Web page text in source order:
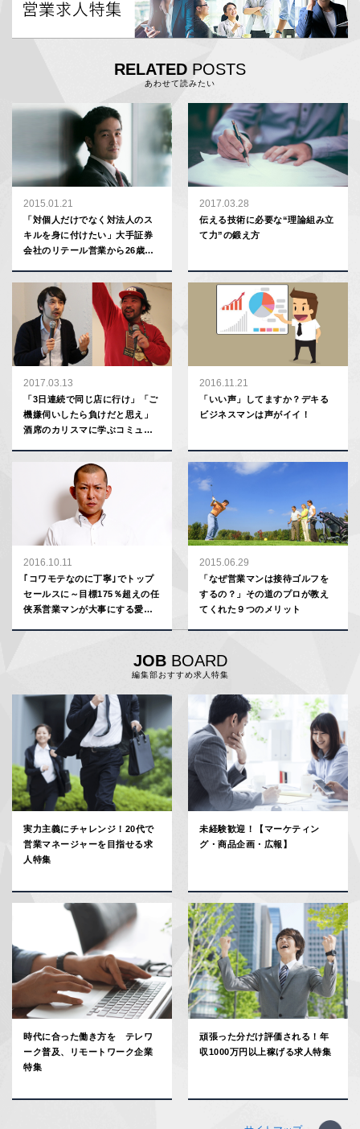
RELATED POSTS
あわせて読みたい
2015.01.21
「対個人だけでなく対法人のス
キルを身に付けたい」大手証券
会社のリテール営業から26歳で
2017.03.28
伝える技術に必要な“理論組み立
て力”の鍛え方
2017.03.13
「3日連続で同じ店に行け」「ご
機嫌伺いしたら負けだと思え」
酒席のカリスマに学ぶコミュニ
2016.11.21
「いい声」してますか？デキる
ビジネスマンは声がイイ！
2016.10.11
｢コワモテなのに丁寧｣でトップ
セールスに～目標175％超えの任
侠系営業マンが大事にする愛さ
2015.06.29
「なぜ営業マンは接待ゴルフを
するの？」その道のプロが教え
てくれた９つのメリット
JOBBOARD
編集部おすすめ求人特集
実力主義にチャレンジ！20代で
営業マネージャーを目指せる求
人特集
未経験歓迎！【マーケティン
グ・商品企画・広報】
時代に合った働き方を テレワ
ーク普及、リモートワーク企業
特集
頑張った分だけ評価される！年
収1000万円以上稼げる求人特集